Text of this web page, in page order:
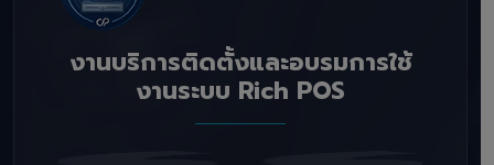
งานบริการติดตั้งและอบรมการใช้
งานระบบ Rich POS